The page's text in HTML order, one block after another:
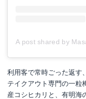
A post shared by
利用客で常時ごった返す
テイクアウト専門の一粒
産コシヒカリと、有明海